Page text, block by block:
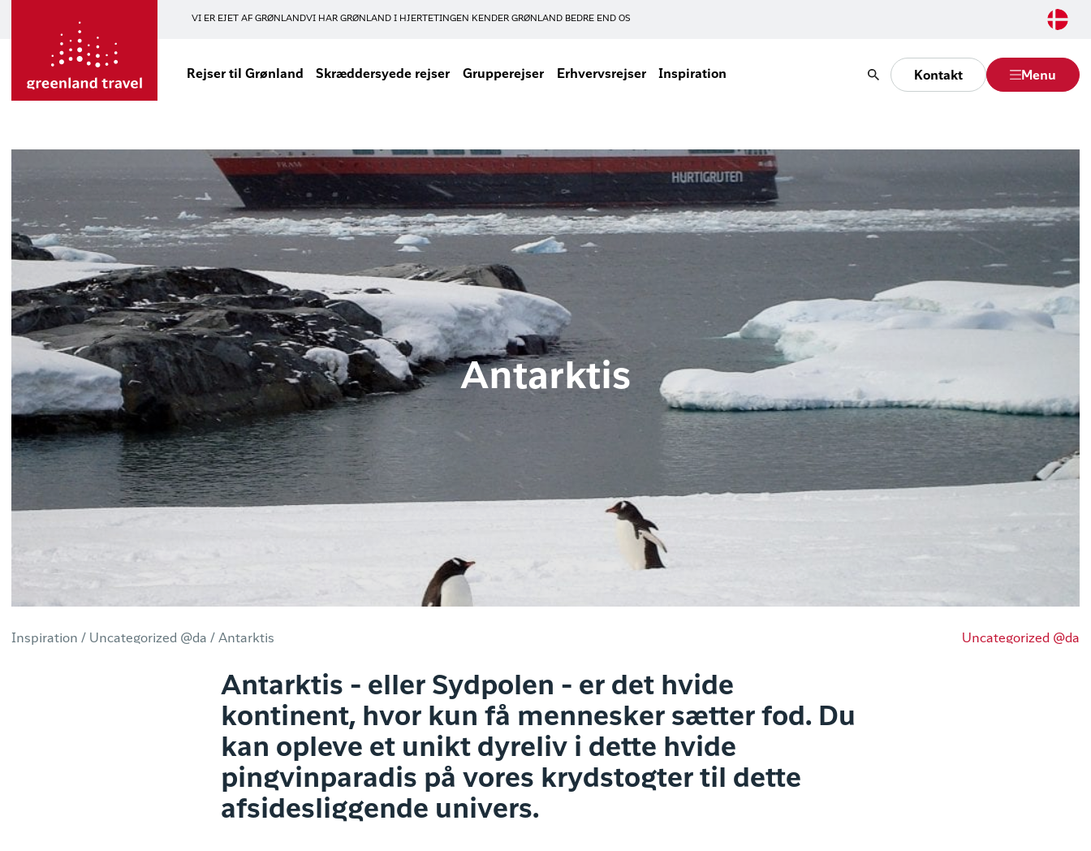
VI ER EJET AF GRØNLANDVI HAR GRØNLAND I HJERTET INGEN KENDER GRØNLAND BEDRE END OS
Rejser til Grønland Skræddersyede rejser Grupperejser Erhvervsrejser Inspiration Søg Kontakt Menu
Antarktis
Inspiration / Uncategorized @da / Antarktis Uncategorized @da
Antarktis - eller Sydpolen - er det hvide
kontinent, hvor kun få mennesker sætter fod. Du
kan opleve et unikt dyreliv i dette hvide
pingvinparadis på vores krydstogter til dette
afsidesliggende univers.